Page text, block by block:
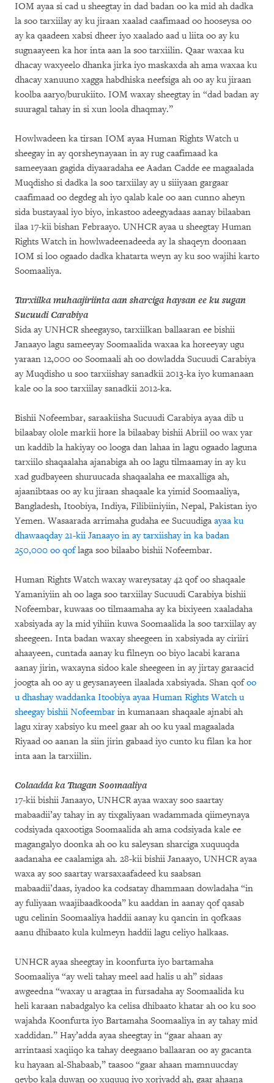
IOM ayaa si cad u sheegtay in dad badan oo ka mid ah dadka
la soo tarxiilay ay ku jiraan xaalad caafimaad oo hooseysa oo
ay ka qaadeen xabsi dheer iyo xaalado aad u liita oo ay ku
sugnaayeen ka hor inta aan la soo tarxiilin. Qaar waxaa ku
dhacay waxyeelo dhanka jirka iyo maskaxda ah ama waxaa ku
dhacay xanuuno xagga habdhiska neefsiga ah oo ay ku jiraan
koolba aaryo/burukiito. IOM waxay sheegtay in “dad badan ay
suuragal tahay in si xun loola dhaqmay.”
Howlwadeen ka tirsan IOM ayaa Human Rights Watch u
sheegay in ay qorsheynayaan in ay rug caafimaad ka
sameeyaan gagida diyaaradaha ee Aadan Cadde ee magaalada
Muqdisho si dadka la soo tarxiilay ay u siiiyaan gargaar
caafimaad oo degdeg ah iyo qalab kale oo aan cunno aheyn
sida bustayaal iyo biyo, inkastoo adeegyadaas aanay bilaaban
ilaa 17-kii bishan Febraayo. UNHCR ayaa u sheegtay Human
Rights Watch in howlwadeenadeeda ay la shaqeyn doonaan
IOM si loo ogaado dadka khatarta weyn ay ku soo wajihi karto
Soomaaliya.
Tarxiilka muhaajiriinta aan sharciga haysan ee ku sugan
Sucuudi Carabiya
Sida ay UNHCR sheegayso, tarxiilkan ballaaran ee bishii
Janaayo lagu sameeyay Soomaalida waxaa ka horeeyay ugu
yaraan 12,000 oo Soomaali ah oo dowladda Sucuudi Carabiya
ay Muqdisho u soo tarxiishay sanadkii 2013-ka iyo kumanaan
kale oo la soo tarxiilay sanadkii 2012-ka.
Bishii Nofeembar, saraakiisha Sucuudi Carabiya ayaa dib u
bilaabay olole markii hore la bilaabay bishii Abriil oo wax yar
un kaddib la hakiyay oo looga dan lahaa in lagu ogaado laguna
tarxiilo shaqaalaha ajanabiga ah oo lagu tilmaamay in ay ku
xad gudbayeen shuruucada shaqaalaha ee maxalliga ah,
ajaanibtaas oo ay ku jiraan shaqaale ka yimid Soomaaliya,
Bangladesh, Itoobiya, Indiya, Filibiiniyiin, Nepal, Pakistan iyo
Yemen. Wasaarada arrimaha gudaha ee Sucuudiga ayaa ku
dhawaaqday 21-kii Janaayo in ay tarxiishay in ka badan
250,000 oo qoflaga soo bilaabo bishii Nofeembar.
Human Rights Watch waxay wareysatay 42 qof oo shaqaale
Yamaniyiin ah oo laga soo tarxiilay Sucuudi Carabiya bishii
Nofeembar, kuwaas oo tilmaamaha ay ka bixiyeen xaaladaha
xabsiyada ay la mid yihiin kuwa Soomaalida la soo tarxiilay ay
sheegeen. Inta badan waxay sheegeen in xabsiyada ay ciriiri
ahaayeen, cuntada aanay ku filneyn oo biyo lacabi karana
aanay jirin, waxayna sidoo kale sheegeen in ay jirtay garaacid
joogta ah oo ay u geysanayeen ilaalada xabsiyada. Shan qofoo
u dhashay waddanka Itoobiya ayaa Human Rights Watch u
sheegay bishii Nofeembar in kumanaan shaqaale ajnabi ah
lagu xiray xabsiyo ku meel gaar ah oo ku yaal magaalada
Riyaad oo aanan la siin jirin gabaad iyo cunto ku filan ka hor
inta aan la tarxiilin.
Colaadda ka Taagan Soomaaliya
17-kii bishii Janaayo, UNHCR ayaa waxay soo saartay
mabaadii’ay tahay in ay tixgaliyaan wadammada qiimeynaya
codsiyada qaxootiga Soomaalida ah ama codsiyada kale ee
magangalyo doonka ah oo ku saleysan sharciga xuquuqda
aadanaha ee caalamiga ah. 28-kii bishii Janaayo, UNHCR ayaa
waxa ay soo saartay warsaxaafadeed ku saabsan
mabaadii’daas, iyadoo ka codsatay dhammaan dowladaha “in
ay fuliyaan waajibaadkooda” ku aaddan in aanay qof qasab
ugu celinin Soomaaliya haddii aanay ku qancin in qofkaas
aanu dhibaato kula kulmeyn haddii lagu celiyo halkaas.
UNHCR ayaa sheegtay in koonfurta iyo bartamaha
Soomaaliya “ay weli tahay meel aad halis u ah” sidaas
awgeedna “waxay u aragtaa in fursadaha ay Soomaalida ku
heli karaan nabadgalyo ka celisa dhibaato khatar ah oo ku soo
wajahda Koonfurta iyo Bartamaha Soomaaliya in ay tahay mid
xaddidan.” Hay’adda ayaa sheegtay in “gaar ahaan ay
arrintaasi xaqiiqo ka tahay deegaano ballaaran oo ay gacanta
ku hayaan al-Shabaab,” taasoo “gaar ahaan mamnuucday
qeybo kala duwan oo xuquuq iyo xoriyadd ah, gaar ahaana